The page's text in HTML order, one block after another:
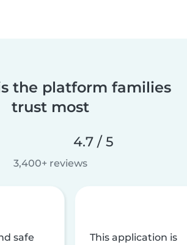
the platform families
trust most
4.7 / 5
3,400+ reviews
safe
This application is